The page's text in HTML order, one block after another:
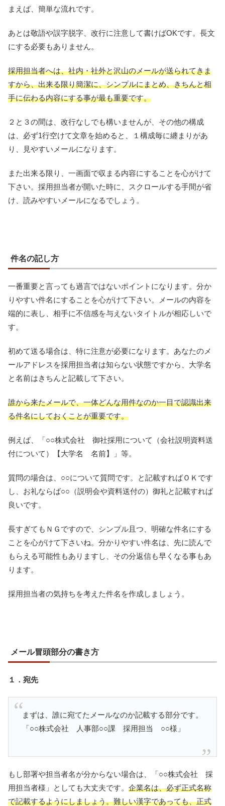
まえば、簡単な流れです。
あとは敬語や誤字脱字、改行に注意して書けばOKです。長文
にする必要もありません。
採用担当者へは、社内・社外と沢山のメールが送られてきま
すから、出来る限り簡潔に、シンプルにまとめ、きちんと相
手に伝わる内容にする事が最も重要です。
２と３の間は、改行なしでも構いませんが、その他の構成
は、必ず1行空けて文章を始めると、１構成毎に纏まりがあ
り、見やすいメールになります。
また出来る限り、一画面で収まる内容にすることを心がけて
下さい。採用担当者が開いた時に、スクロールする手間が省
け、読みやすいメールになるでしょう。
件名の記し方
一番重要と言っても過言ではないポイントになります。分か
りやすい件名にすることを心がけて下さい。メールの内容を
端的に表し、相手に不信感を与えないタイトルが相応しいで
す。
初めて送る場合は、特に注意が必要になります。あなたのメ
ールアドレスを採用担当者は知らない状態ですから、大学名
と名前はきちんと記載して下さい。
誰から来たメールで、一体どんな用件なのか一目で認識出来
る件名にしておくことが重要です。
例えば、「○○株式会社 御社採用について（会社説明資料送
付について）【大学名 名前】」等。
質問の場合は、○○について質問です。と記載すればＯＫです
し、お礼ならば○○（説明会や資料送付の）御礼と記載すれば
良いです。
長すぎてもＮＧですので、シンプル且つ、明確な件名にする
ことを心がけて下さいね。分かりやすい件名は、先に読んで
もらえる可能性もありますし、その分返信も早くなる事もあ
ります。
採用担当者の気持ちを考えた件名を作成しましょう。
メール冒頭部分の書き方
１．宛先
まずは、誰に宛てたメールなのか記載する部分です。
「○○株式会社 人事部○○課 採用担当 ○○様」
もし部署や担当者名が分からない場合は、「○○株式会社 採
用担当者様」としても大丈夫です。 企業名は、必ず正式名称
で記載するようにしましょう。難しい漢字であっても、正式